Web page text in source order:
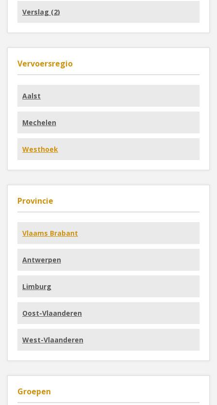
Verslag (2)
Vervoersregio
Aalst
Mechelen
Westhoek
Provincie
Vlaams Brabant
Antwerpen
Limburg
Oost-Vlaanderen
West-Vlaanderen
Groepen